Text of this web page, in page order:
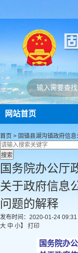
网站首页
首页 > 固镇县湖沟镇政府信息
国务院办公厅
关于政府信息
问题的解释
发布时间：2020-01-24 09:31
大 中 小】 打印
国务院办